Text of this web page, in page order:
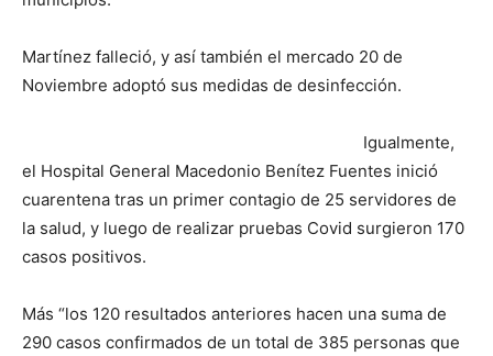
Martínez falleció, y así también el mercado 20 de
Noviembre adoptó sus medidas de desinfección.
Igualmente,
el Hospital General Macedonio Benítez Fuentes inició
cuarentena tras un primer contagio de 25 servidores de
la salud, y luego de realizar pruebas Covid surgieron 170
casos positivos.
Más “los 120 resultados anteriores hacen una suma de
290 casos confirmados de un total de 385 personas que